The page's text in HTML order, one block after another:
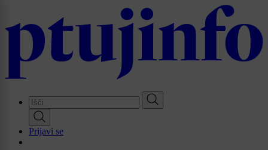
main
Prijavi se